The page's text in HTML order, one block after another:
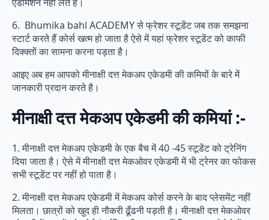
6. Bhumika bahl ACADEMY से फ्रेशर स्टूडेंट जब तक समझना
स्टार्ट करते हैं कोर्स खत्म हो जाता है ऐसे में यहां फ्रेशर स्टूडेंट को काफी
दिक्क्तों का सामना करना पड़ता है।
आइए अब हम आपको मीनाक्षी दत्त मेकअप एकेडमी की कमियों के बारे में
जानकारी प्रदान करते है।
मीनाक्षी दत्त मेकअप एकेडमी की कमियां :-
1. मीनाक्षी दत्त मेकअप एकेडमी के एक बैच में 40 -45 स्टूडेंट को ट्रेनिंग
दिया जाता है। ऐसे में मीनाक्षी दत्त मेकओवर एकेडमी में भी ट्रेनर का फोकस
सभी स्टूडेंट पर नहीं हो पाता है।
2. मीनाक्षी दत्त मेकअप एकेडमी में मेकअप कोर्स करने के बाद प्लेसमेंट नहीं
मिलता। छात्रों को खुद ही नौकरी ढूँढनी पड़ती है। मीनाक्षी दत्त मेकओवर